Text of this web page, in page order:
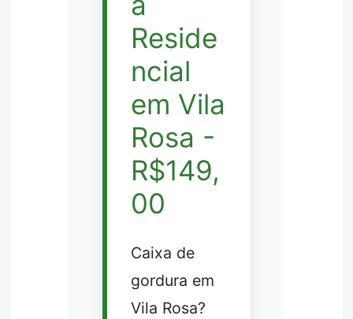
Reside
ncial
em Vila
Rosa -
R$149,
00
Caixa de
gordura em
Vila Rosa?